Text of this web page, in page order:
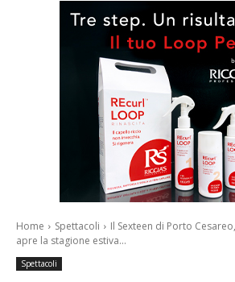
Home Spettacoli
Il Sexteen di Porto
apre la stagione estiva...
Spettacoli